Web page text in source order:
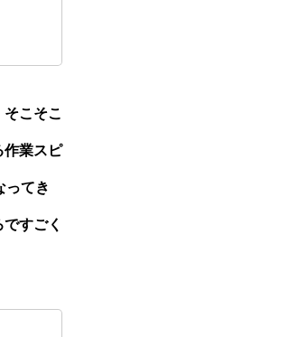
こそこ
作業スピ
ってき
すごく